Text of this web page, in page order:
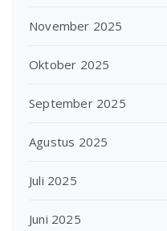
November 2025
Oktober 2025
September 2025
Agustus 2025
Juli 2025
Juni 2025